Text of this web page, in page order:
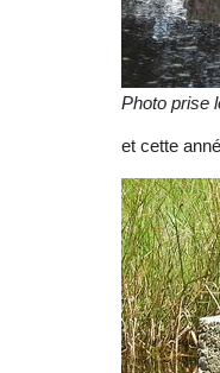
Photo prise
et cette